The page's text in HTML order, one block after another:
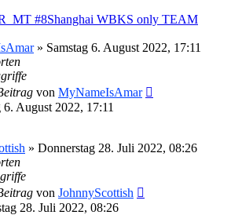
#8Shanghai WBKS only TEAM
» Samstag 6. August 2022, 17:11
von MyNameIsAmar
6. August 2022, 17:11
» Donnerstag 28. Juli 2022, 08:26
von JohnnyScottish
28. Juli 2022, 08:26